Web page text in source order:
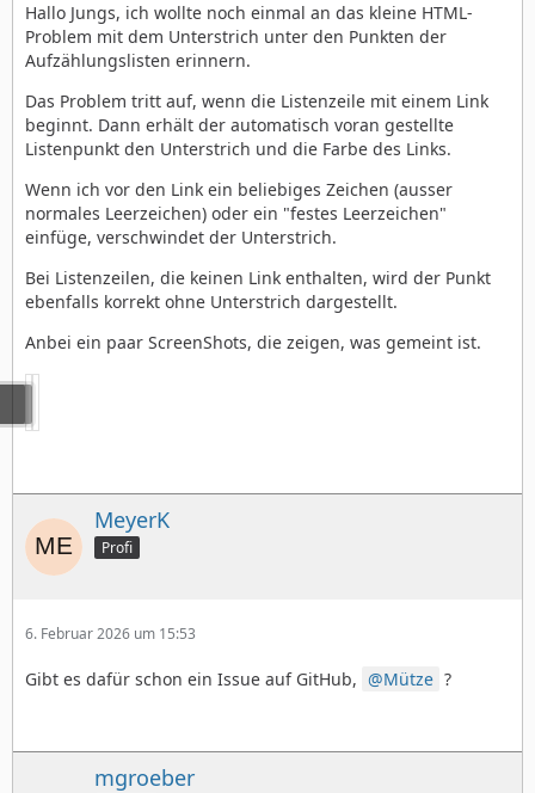
Hallo Jungs, ich wollte noch einmal an das kleine HTML-
Problem mit dem Unterstrich unter den Punkten der
Aufzählungslisten erinnern.
Das Problem tritt auf, wenn die Listenzeile mit einem Link
beginnt. Dann erhält der automatisch voran gestellte
Listenpunkt den Unterstrich und die Farbe des Links.
Wenn ich vor den Link ein beliebiges Zeichen (ausser
normales Leerzeichen) oder ein "festes Leerzeichen"
einfüge, verschwindet der Unterstrich.
Bei Listenzeilen, die keinen Link enthalten, wird der Punkt
ebenfalls korrekt ohne Unterstrich dargestellt.
Anbei ein paar ScreenShots, die zeigen, was gemeint ist.
MeyerK
Profi
6. Februar 2026 um 15:53
Gibt es dafür schon ein Issue auf GitHub, Mütze ?
mgroeber